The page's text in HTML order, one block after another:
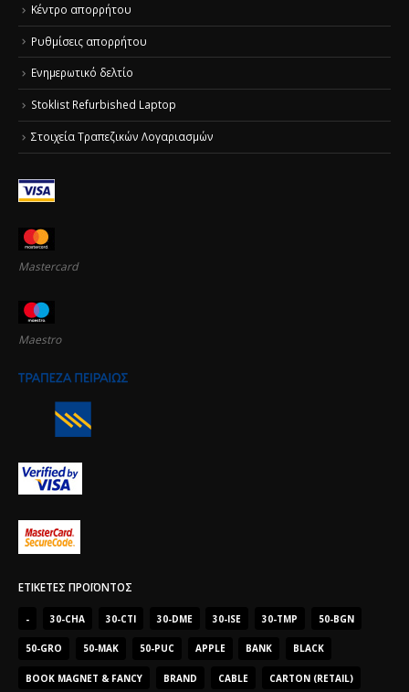
Κέντρο απορρήτου
Ρυθμίσεις απορρήτου
Ενημερωτικό δελτίο
Stoklist Refurbished Laptop
Στοιχεία Τραπεζικών Λογαριασμών
Mastercard
Maestro
ΕΤΙΚΈΤΕΣ ΠΡΟΪΌΝΤΟΣ
- 30-CHA 30-CTI 30-DME 30-ISE 30-TMP 50-BGN
50-GRO 50-MAK 50-PUC APPLE BANK BLACK
BOOK MAGNET & FANCY BRAND CABLE CARTON (RETAIL)